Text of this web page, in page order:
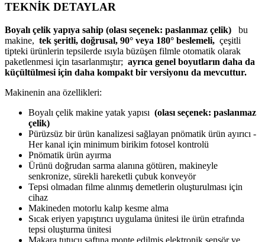
TEKNİK DETAYLAR
Boyalı çelik yapıya sahip (olası seçenek: paslanmaz çelik)
bu
makine, tek şeritli, doğrusal, 90° veya 180° beslemeli, çeşitli
tipteki ürünlerin tepsilerde ısıyla büzüşen filmle otomatik olarak
paketlenmesi için tasarlanmıştır; ayrıca genel boyutların daha da
küçültülmesi için daha kompakt bir versiyonu da mevcuttur.
Makinenin ana özellikleri:
Boyalı çelik makine yatak yapısı (olası seçenek: paslanmaz
çelik)
Pürüzsüz bir ürün kanalizesi sağlayan pnömatik ürün ayırıcı -
Her kanal için minimum birikim fotosel kontrolü
Pnömatik ürün ayırma
Ürünü doğrudan sarma alanına götüren, makineyle
senkronize, sürekli hareketli çubuk konveyör
Tepsi olmadan filme alınmış demetlerin oluşturulması için
cihaz
Makineden motorlu kalıp kesme alma
Sıcak eriyen yapıştırıcı uygulama ünitesi ile ürün etrafında
tepsi oluşturma ünitesi
Makara tutucu şaftına monte edilmiş elektronik sensör ve